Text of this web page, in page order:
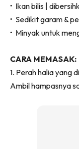
• Ikan bilis |
• Sedikit garam &
• Minyak untuk
CARA MEMASAK:
1. Perah halia yang
Ambil hampasnya